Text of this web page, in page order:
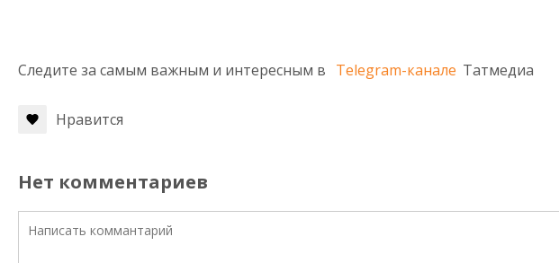
Следите за самым важным и интересным в Telegram-канале Татмедиа
Нравится
Нет комментариев